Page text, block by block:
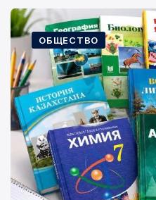
ОБЩЕСТВО